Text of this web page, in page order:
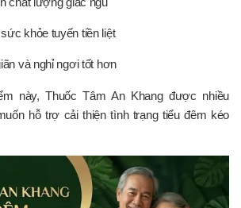
chất lượng giấc ngủ
khỏe tuyến tiền liệt
và nghỉ ngơi tốt hơn
này, Thuốc Tâm An Khang được nhiều
hỗ trợ cải thiện tình trạng tiểu đêm kéo